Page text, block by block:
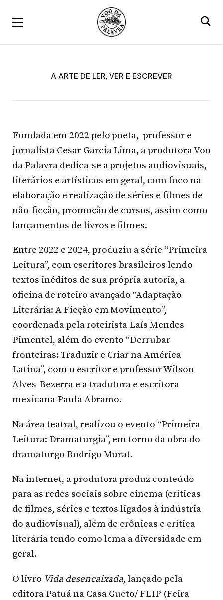
A ARTE DE LER, VER E ESCREVER
Fundada em 2022 pelo poeta, professor e
jornalista Cesar Garcia Lima, a produtora Voo
da Palavra dedica-se a projetos audiovisuais,
literários e artísticos em geral, com foco na
elaboração e realização de séries e filmes de
não-ficção, promoção de cursos, assim como
lançamentos de livros e filmes.
Entre 2022 e 2024, produziu a série “Primeira
Leitura”, com escritores brasileiros lendo
textos inéditos de sua própria autoria, a
oficina de roteiro avançado “Adaptação
Literária: A Ficção em Movimento”,
coordenada pela roteirista Laís Mendes
Pimentel, além do evento “Derrubar
fronteiras: Traduzir e Criar na América
Latina”, com o escritor e professor Wilson
Alves-Bezerra e a tradutora e escritora
mexicana Paula Abramo.
Na área teatral, realizou o evento “Primeira
Leitura: Dramaturgia”, em torno da obra do
dramaturgo Rodrigo Murat.
Na internet, a produtora produz conteúdo
para as redes sociais sobre cinema (críticas
de filmes, séries e textos ligados à indústria
do audiovisual), além de crônicas e crítica
literária tendo como lema a diversidade em
geral.
O livro Vida desencaixada, lançado pela
editora Patuá na Casa Gueto/ FLIP (Feira